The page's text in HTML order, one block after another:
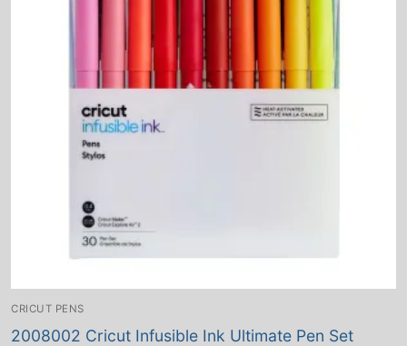
CRICUT PENS
2008002 Cricut Infusible Ink Ultimate Pen Set